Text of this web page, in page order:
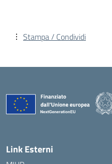
Stampa / Condividi
Link Esterni